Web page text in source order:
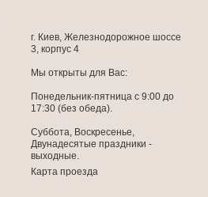
г. Киев, Железнодорожное шоссе
3, корпус 4
Мы открыты для Вас:
Понедельник-пятница с 9:00 до
17:30 (без обеда).
Суббота, Воскресенье,
Двунадесятые праздники -
выходные.
Карта проезда